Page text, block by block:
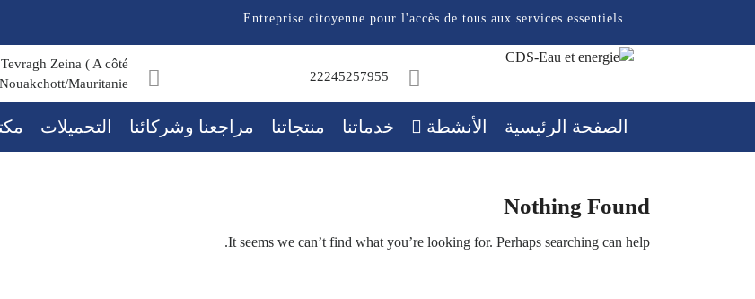
Entreprise citoyenne pour l'accès de tous aux services essentiels
22245257955
Zeina ( A côté
Mauritanie
الصفحة الرئيسية الأنشطة خدماتنا منتجاتنا مراجعنا وشركائنا التحميلات
Nothing Found
It seems we can’t find what you’re looking for. Perhaps searching can help.